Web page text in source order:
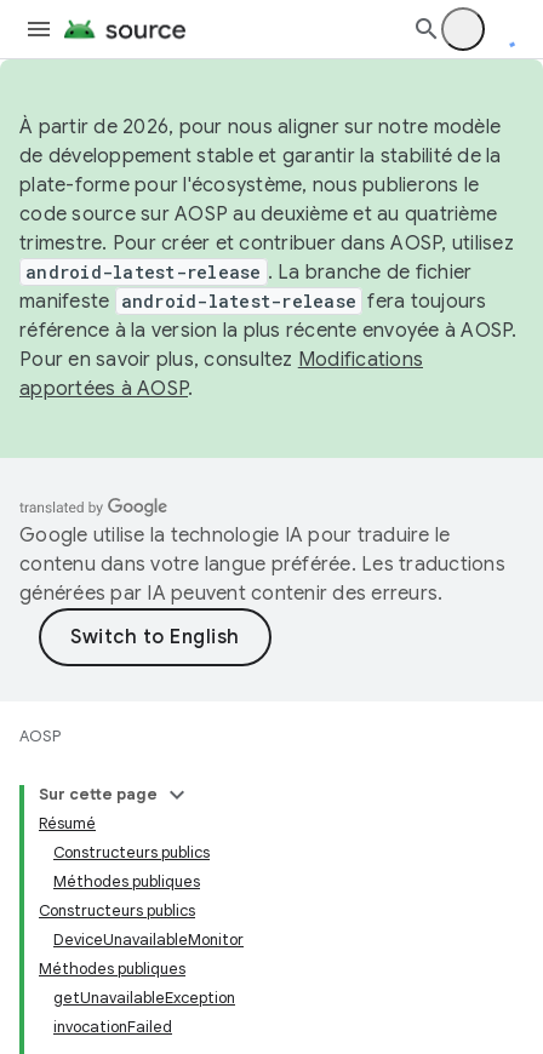
À partir de 2026, pour nous aligner sur notre modèle
de développement stable et garantir la stabilité de la
plate-forme pour l'écosystème, nous publierons le
code source sur AOSP au deuxième et au quatrième
trimestre. Pour créer et contribuer dans AOSP, utilisez
android-latest-release . La branche de fichier
manifeste android-latest-release fera toujours
référence à la version la plus récente envoyée à AOSP.
Pour en savoir plus, consultez Modifications
apportées à AOSP.
Google utilise la technologie IA pour traduire le
contenu dans votre langue préférée. Les traductions
générées par IA peuvent contenir des erreurs.
AOSP
Sur cette page
Résumé
Constructeurs publics
Méthodes publiques
Constructeurs publics
DeviceUnavailableMonitor
Méthodes publiques
getUnavailableException
invocationFailed